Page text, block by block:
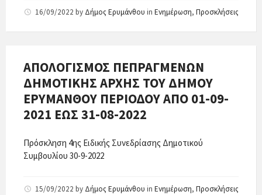
16/09/2022 by Δήμος Ερυμάνθου in Ενημέρωση, Προσκλήσεις
ΑΠΟΛΟΓΙΣΜΟΣ ΠΕΠΡΑΓΜΕΝΩΝ
ΔΗΜΟΤΙΚΗΣ ΑΡΧΗΣ ΤΟΥ ΔΗΜΟΥ
ΕΡΥΜΑΝΘΟΥ ΠΕΡΙΟΔΟΥ ΑΠΟ 01-09-
2021 ΕΩΣ 31-08-2022
Πρόσκληση 4ης Ειδικής Συνεδρίασης Δημοτικού
Συμβουλίου 30-9-2022
15/09/2022 by Δήμος Ερυμάνθου in Ενημέρωση, Προσκλήσεις